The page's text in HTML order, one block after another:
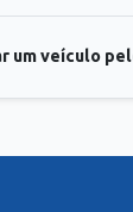
um veículo